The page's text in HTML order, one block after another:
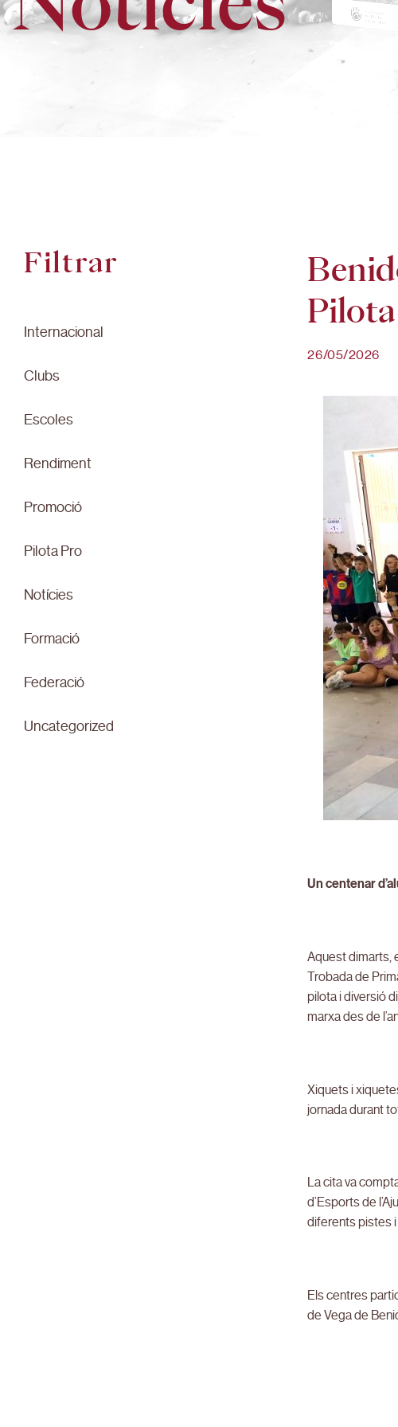
Filtrar
Internacional
Clubs
Escoles
Rendiment
Promoció
Pilota Pro
Notícies
Formació
Federació
Uncategorized
Pilota
26/05/2026
Un centenar
Aquest dimarts,
Trobada de
pilota i diversió
marxa des de
Xiquets i
jornada durant
La cita va
d’Esports de
diferents pistes i
Els centres
de Vega de